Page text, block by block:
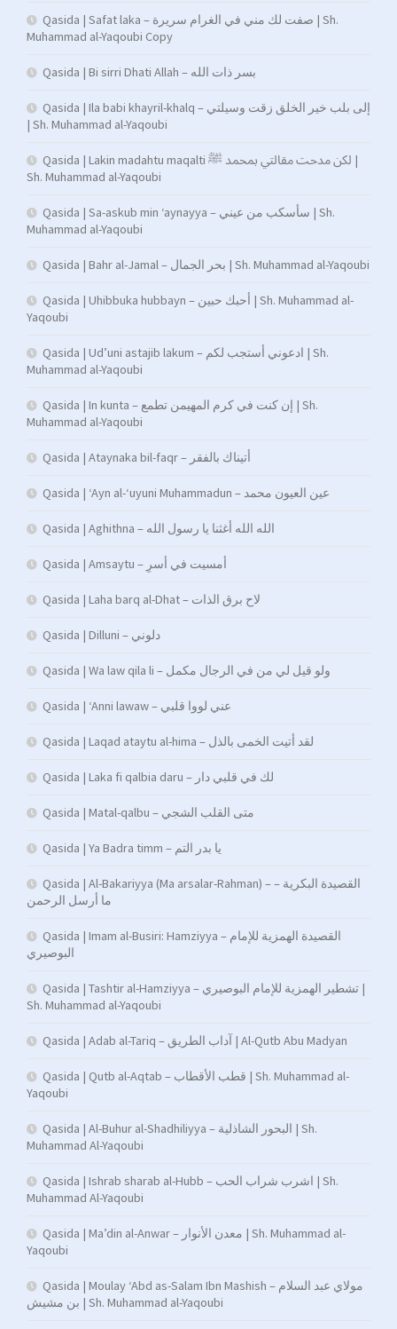
Qasida | Safat laka – صفت لك مني في الغرام سريرة | Sh.
Muhammad al-Yaqoubi Copy
Qasida | Bi sirri Dhati Allah – بسر ذات الله
Qasida | Ila babi khayril-khalq – إلى بلب خير الخلق زقت وسيلتي
| Sh. Muhammad al-Yaqoubi
Qasida | Lakin madahtu maqalti لكن مدحت مقالتي بمحمد ﷺ |
Sh. Muhammad al-Yaqoubi
Qasida | Sa-askub min ‘aynayya – سأسكب من عيني | Sh.
Muhammad al-Yaqoubi
Qasida | Bahr al-Jamal – بحر الجمال | Sh. Muhammad al-Yaqoubi
Qasida | Uhibbuka hubbayn – أحبك حبين | Sh. Muhammad al-
Yaqoubi
Qasida | Ud’uni astajib lakum – ادعوني أستجب لكم | Sh.
Muhammad al-Yaqoubi
Qasida | In kunta – إن كنت في كرم المهيمن تطمع | Sh.
Muhammad al-Yaqoubi
Qasida | Ataynaka bil-faqr – أتيناك بالفقر
Qasida | ‘Ayn al-‘uyuni Muhammadun – عين العيون محمد
Qasida | Aghithna – الله الله أغثنا يا رسول الله
Qasida | Amsaytu – أمسیت في أسرِ
Qasida | Laha barq al-Dhat – لاح برق الذات
Qasida | Dilluni – دلوني
Qasida | Wa law qila li – ولو قيل لي من في الرجال مكمل
Qasida | ‘Anni lawaw – عني لووا قلبي
Qasida | Laqad ataytu al-hima – لقد أتيت الخمى بالذل
Qasida | Laka fi qalbia daru – لك في قلبي دار
Qasida | Matal-qalbu – متى القلب الشجي
Qasida | Ya Badra timm – يا بدر التم
Qasida | Al-Bakariyya (Ma arsalar-Rahman) – القصيدة البكرية –
ما أرسل الرحمن
Qasida | Imam al-Busiri: Hamziyya – القصيدة الهمزية للإمام
البوصيري
Qasida | Tashtir al-Hamziyya – تشطير الهمزية للإمام البوصيري |
Sh. Muhammad al-Yaqoubi
Qasida | Adab al-Tariq – آداب الطريق | Al-Qutb Abu Madyan
Qasida | Qutb al-Aqtab – قطب الأقطاب | Sh. Muhammad al-
Yaqoubi
Qasida | Al-Buhur al-Shadhiliyya – البحور الشاذلية | Sh.
Muhammad Al-Yaqoubi
Qasida | Ishrab sharab al-Hubb – اشرب شراب الحب | Sh.
Muhammad Al-Yaqoubi
Qasida | Ma’din al-Anwar – معدن الأنوار | Sh. Muhammad al-
Yaqoubi
Qasida | Moulay ‘Abd as-Salam Ibn Mashish – مولاي عبد السلام
بن مشيش | Sh. Muhammad al-Yaqoubi